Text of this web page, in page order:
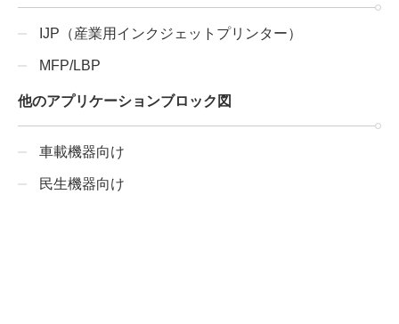
IJP（産業用インクジェットプリンター）
MFP/LBP
他のアプリケーションブロック図
車載機器向け
民生機器向け